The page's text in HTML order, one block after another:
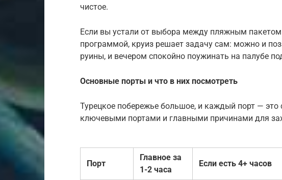
чистое.
Если вы устали от выбора между пляжным
программой, круиз решает задачу сам: можно и
руины, и вечером спокойно поужинать на палубе
Основные порты и что в них посмотреть
Турецкое побережье большое, и каждый порт —
ключевыми портами и главными причинами для
Порт
Главное за
1-2 часа
Если есть 4+ часов